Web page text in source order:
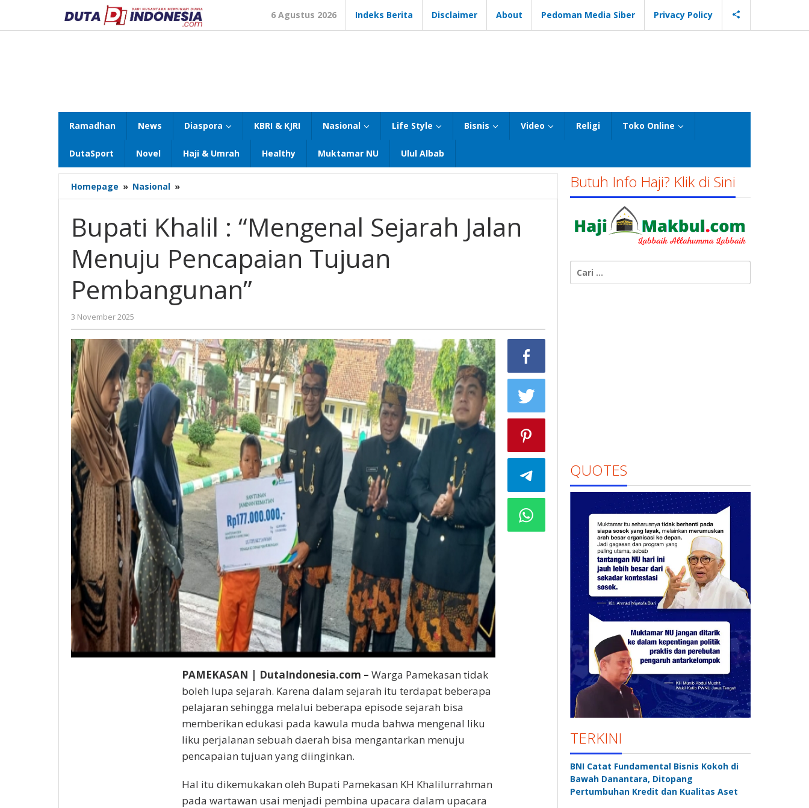
konten
6 Agustus 2026 Indeks Berita Disclaimer About Pedoman Media Siber Privacy Policy
Ramadhan News Diaspora KBRI & KJRI Nasional Life Style Bisnis Video Religi Toko Online
DutaSport Novel Haji & Umrah Healthy Muktamar NU Ulul Albab
Homepage » Nasional »
Khalil
“Mengenal
Sejarah
Menuju
Tujuan
Pembangunan”
Bupati Khalil : “Mengenal Sejarah Jalan
Menuju Pencapaian Tujuan
Pembangunan”
3 November 2025
Gatot
Susanto
PAMEKASAN | DutaIndonesia.com – Warga Pamekasan tidak
boleh lupa sejarah. Karena dalam sejarah itu terdapat beberapa
pelajaran sehingga melalui beberapa episode sejarah bisa
memberikan edukasi pada kawula muda bahwa mengenal liku
liku perjalanan sebuah daerah bisa mengantarkan menuju
pencapaian tujuan yang diinginkan.
Hal itu dikemukakan oleh Bupati Pamekasan KH Khalilurrahman
pada wartawan usai menjadi pembina upacara dalam upacara
Butuh Info Haji? Klik di Sini
untuk:
QUOTES
TERKINI
BNI Catat Fundamental Bisnis Kokoh di
Bawah Danantara, Ditopang
Pertumbuhan Kredit dan Kualitas Aset